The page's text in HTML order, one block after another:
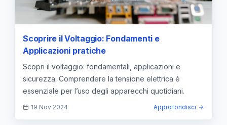
Scoprire il Voltaggio: Fondamenti e
Applicazioni pratiche
Scopri il voltaggio: fondamentali, applicazioni e
sicurezza. Comprendere la tensione elettrica è
essenziale per l’uso degli apparecchi quotidiani.
19 Nov 2024 Approfondisci